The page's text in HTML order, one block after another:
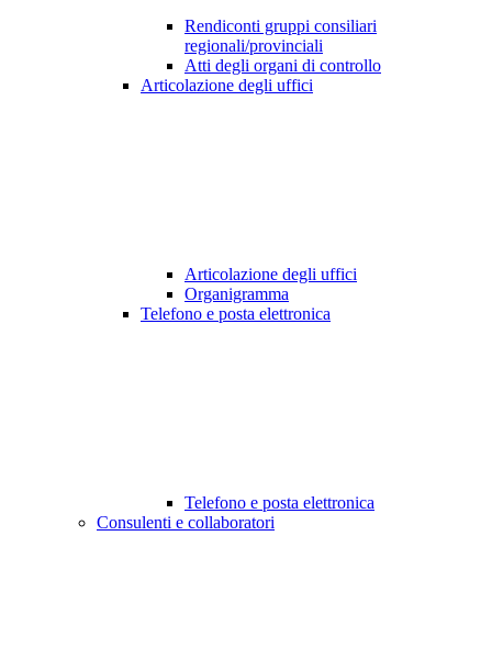
Rendiconti gruppi consiliari
regionali/provinciali
Atti degli organi di controllo
Articolazione degli uffici
Articolazione degli uffici
Organigramma
Telefono e posta elettronica
Telefono e posta elettronica
Consulenti e collaboratori